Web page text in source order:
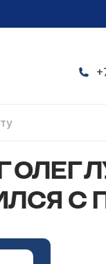
ОЛЕГ
С